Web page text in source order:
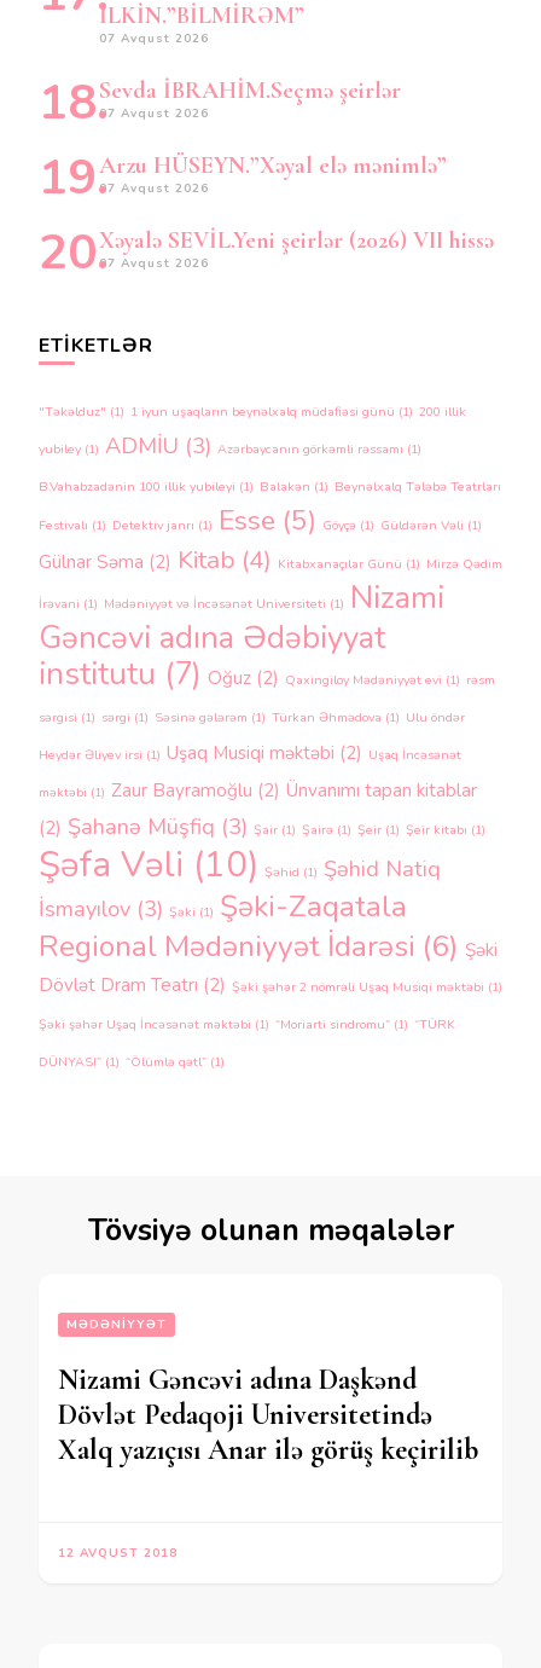
İLKİN.”BİLMİRƏM”
07 Avqust 2026
Sevda İBRAHİM.Seçmə şeirlər
07 Avqust 2026
Arzu HÜSEYN.”Xəyal elə mənimlə”
07 Avqust 2026
Xəyalə SEVİL.Yeni şeirlər (2026) VII hissə
07 Avqust 2026
ETIKETLƏR
"Təkəlduz" (1) 1 iyun uşaqların beynəlxalq müdafiəsi günü (1) 200 illik
yubiley (1) ADMİU (3) Azərbaycanın görkəmli rəssamı (1)
B.Vahabzadənin 100 illik yubileyi (1) Balakən (1) Beynəlxalq Tələbə Teatrları
Festivalı (1) Detektiv janrı (1) Esse (5) Göyçə (1) Güldərən Vəli (1)
Gülnar Səma (2) Kitab (4) Kitabxanaçılar Günü (1) Mirzə Qədim
İrəvani (1) Mədəniyyət və İncəsənət Universiteti (1) Nizami
Gəncəvi adına Ədəbiyyat
institutu (7) Oğuz (2) Qaxingiloy Mədəniyyət evi (1) rəsm
sərgisi (1) sərgi (1) Səsinə gələrəm (1) Türkan Əhmədova (1) Ulu öndər
Heydər Əliyev irsi (1) Uşaq Musiqi məktəbi (2) Uşaq İncəsənət
məktəbi (1) Zaur Bayramoğlu (2) Ünvanımı tapan kitablar
(2) Şahanə Müşfiq (3) Şair (1) Şairə (1) Şeir (1) Şeir kitabı (1)
Şəfa Vəli (10) Şəhid (1) Şəhid Natiq
İsmayılov (3) Şəki (1) Şəki-Zaqatala
Regional Mədəniyyət İdarəsi (6) Şəki
Dövlət Dram Teatrı (2) Şəki şəhər 2 nömrəli Uşaq Musiqi məktəbi (1)
Şəki şəhər Uşaq İncəsənət məktəbi (1) “Moriarti sindromu” (1) “TÜRK
DÜNYASI” (1) “Ölümlə qətl” (1)
Tövsiyə olunan məqalələr
MƏDƏNIYYƏT
Nizami Gəncəvi adına Daşkənd
Dövlət Pedaqoji Universitetində
Xalq yazıçısı Anar ilə görüş keçirilib
12 AVQUST 2018